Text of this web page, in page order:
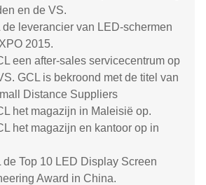
en de VS.
de leverancier van LED-schermen
2015.
een after-sales servicecentrum op
GCL is bekroond met de titel van
Distance Suppliers
het magazijn in Maleisië op.
het magazijn en kantoor op in
de Top 10 LED Display Screen
Award in China.